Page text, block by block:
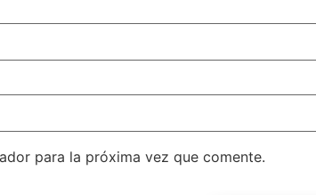
para la próxima vez que comente.